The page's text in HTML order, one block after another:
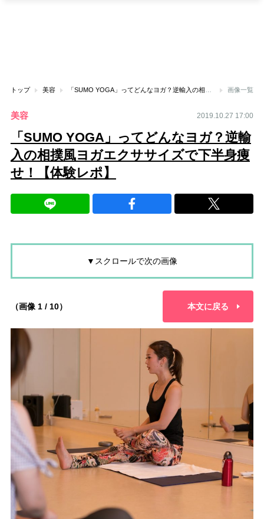
トップ 美容 画像一覧
美容 2019.10.27 17:00
「SUMO YOGA」ってどんなヨガ？逆輸
入の相撲風ヨガエクササイズで下半身痩
せ！【体験レポ】
▼スクロールで次の画像
（画像 1 / 10） 本文に戻る